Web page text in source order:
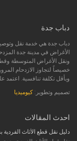
دباب جدة
دباب جدة هي خدمة نقل
الأغراض في مدينة جدة
ونقل الأغراض المتوسطة
خصيصاً لتجاوز الازدحام
وبأقل تكلفة تنافسية. اعتمد
تصميم وتطوير: كيوميديا
احدث المقالات
دليل نقل قطع الأثاث الفردية